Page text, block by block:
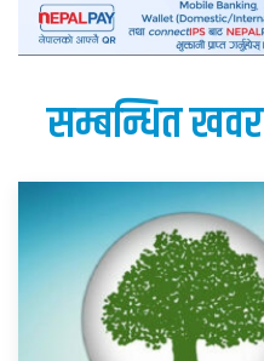
सम्बन्धित खवर